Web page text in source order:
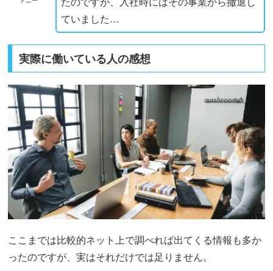
ていました…
実際に働いている人の感想
ここまでは比較的ネット上で調べれば出てくる情報も多か
ったのですが、実はそれだけでは足りません。